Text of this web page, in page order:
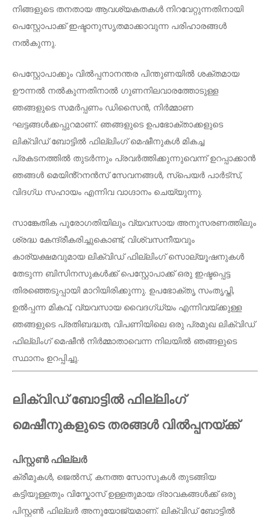
നിങ്ങളുടെ തനതായ ആവശ്യകതകൾ നിറവേറ്റുന്നതിനായി
പെസ്റ്റോപാക്ക് ഇഷ്ടാനുസൃതമാക്കാവുന്ന പരിഹാരങ്ങൾ
നൽകുന്നു.
പെസ്റ്റോപാക്കും വിൽപ്പനാനന്തര പിന്തുണയിൽ ശക്തമായ
ഊന്നൽ നൽകുന്നതിനാൽ ഗുണനിലവാരത്തോടുള്ള
ഞങ്ങളുടെ സമർപ്പണം ഡിസൈൻ, നിർമ്മാണ
ഘട്ടങ്ങൾക്കപ്പുറമാണ്. ഞങ്ങളുടെ ഉപഭോക്താക്കളുടെ
ലിക്വിഡ് ബോട്ടിൽ ഫില്ലിംഗ് മെഷീനുകൾ മികച്ച
പ്രകടനത്തിൽ തുടർന്നും പ്രവർത്തിക്കുന്നുവെന്ന് ഉറപ്പാക്കാൻ
ഞങ്ങൾ മെയിൻ്റനൻസ് സേവനങ്ങൾ, സ്പെയർ പാർട്സ്,
വിദഗ്ധ സഹായം എന്നിവ വാഗ്ദാനം ചെയ്യുന്നു.
സാങ്കേതിക പുരോഗതിയിലും വ്യവസായ അനുസരണത്തിലും
ശ്രദ്ധ കേന്ദ്രീകരിച്ചുകൊണ്ട്, വിശ്വസനീയവും
കാര്യക്ഷമവുമായ ലിക്വിഡ് ഫില്ലിംഗ് സൊല്യൂഷനുകൾ
തേടുന്ന ബിസിനസുകൾക്ക് പെസ്റ്റോപാക്ക് ഒരു ഇഷ്ടപ്പെട്ട
തിരഞ്ഞെടുപ്പായി മാറിയിരിക്കുന്നു. ഉപഭോക്തൃ സംതൃപ്തി,
ഉൽപ്പന്ന മികവ്, വ്യവസായ വൈദഗ്ധ്യം എന്നിവയ്ക്കുള്ള
ഞങ്ങളുടെ പ്രതിബദ്ധത, വിപണിയിലെ ഒരു പ്രമുഖ ലിക്വിഡ്
ഫില്ലിംഗ് മെഷീൻ നിർമ്മാതാവെന്ന നിലയിൽ ഞങ്ങളുടെ
സ്ഥാനം ഉറപ്പിച്ചു.
ലിക്വിഡ് ബോട്ടിൽ ഫില്ലിംഗ്
മെഷീനുകളുടെ തരങ്ങൾ വിൽപ്പനയ്ക്ക്
പിസ്റ്റൺ ഫില്ലർ
ക്രീമുകൾ, ജെൽസ്, കനത്ത സോസുകൾ തുടങ്ങിയ
കട്ടിയുള്ളതും വിസ്കോസ് ഉള്ളതുമായ ദ്രാവകങ്ങൾക്ക് ഒരു
പിസ്റ്റൺ ഫില്ലർ അനുയോജ്യമാണ്. ലിക്വിഡ് ബോട്ടിൽ